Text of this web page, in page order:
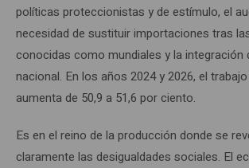
políticas proteccionistas y de estímulo, el
necesidad de sustituir importaciones tras
conocidas como mundiales y la integración
nacional. En los años 2024 y 2026, el
aumenta de 50,9 a 51,6 por ciento.
Es en el reino de la producción donde se
claramente las desigualdades sociales. El